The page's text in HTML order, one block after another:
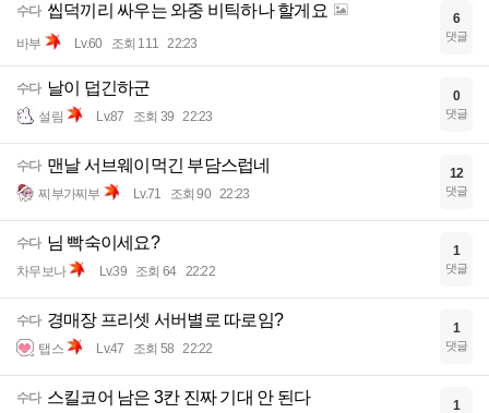
수다 씹덕끼리 싸우는 와중 비틱하나 할게요
바부 Lv.60 조회 111 22:23
6
댓글
수다 날이 덥긴하군
설림 Lv.87 조회 39 22:23
0
댓글
수다 맨날 서브웨이먹긴 부담스럽네
찌부가찌부 Lv.71 조회 90 22:23
12
댓글
수다 님 빡숙이세요?
차무보나 Lv.39 조회 64 22:22
1
댓글
수다 경매장 프리셋 서버별로 따로임?
탭스 Lv.47 조회 58 22:22
1
댓글
수다 스킬코어 남은 3칸 진짜 기대 안 된다 1